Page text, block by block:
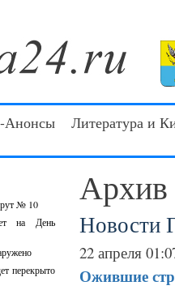
Литература и
№ 10
на День
перекрыто
Архив
Новости
22 апреля
Ожившие